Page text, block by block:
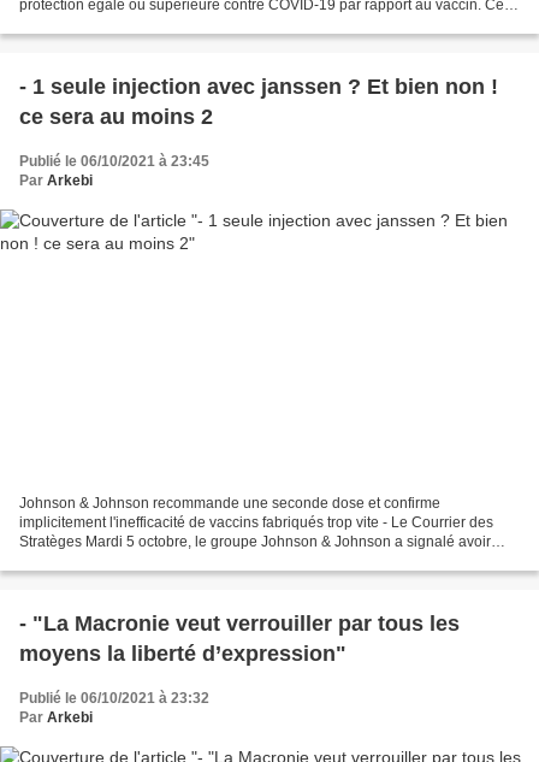
protection égale ou supérieure contre COVID-19 par rapport au vaccin. Cette
- 1 seule injection avec janssen ? Et bien non !
ce sera au moins 2
Publié le 06/10/2021 à 23:45
Par Arkebi
Johnson & Johnson recommande une seconde dose et confirme
implicitement l'inefficacité de vaccins fabriqués trop vite - Le Courrier des
Stratèges Mardi 5 octobre, le groupe Johnson & Johnson a signalé avoir
- "La Macronie veut verrouiller par tous les
moyens la liberté d’expression"
Publié le 06/10/2021 à 23:32
Par Arkebi